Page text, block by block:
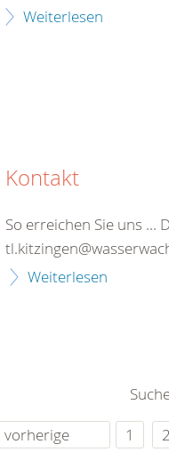
Weiterlesen
Kontakt
So erreichen Sie uns ...
Weiterlesen
vorherige
1 2